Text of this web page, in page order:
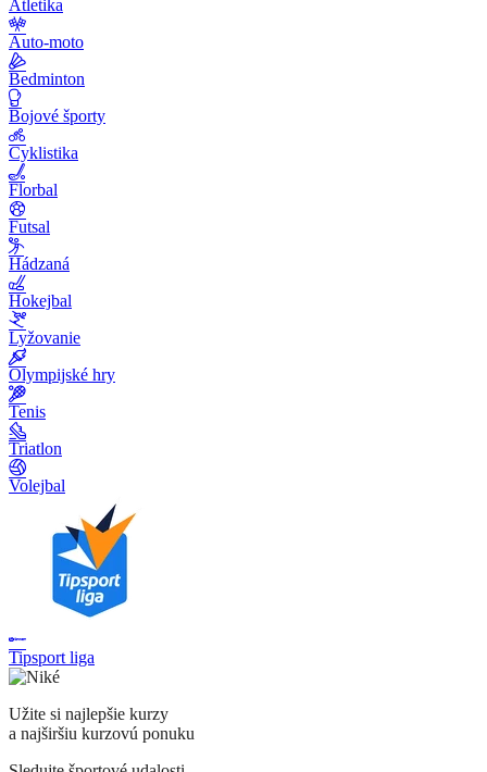
Atletika
Auto-moto
Bedminton
Bojové športy
Cyklistika
Florbal
Futsal
Hádzaná
Hokejbal
Lyžovanie
Olympijské hry
Tenis
Triatlon
Volejbal
Tipsport liga
Užite si najlepšie kurzy
a najširšiu kurzovú ponuku